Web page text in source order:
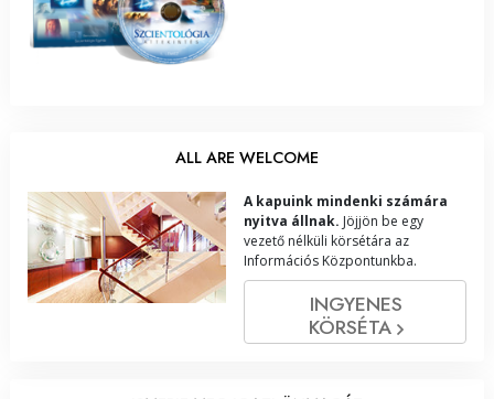
ALL ARE WELCOME
A kapuink mindenki számára
nyitva állnak. Jöjjön be egy
vezető nélküli körsétára az
Információs Központunkba.
INGYENES
KÖRSÉTA